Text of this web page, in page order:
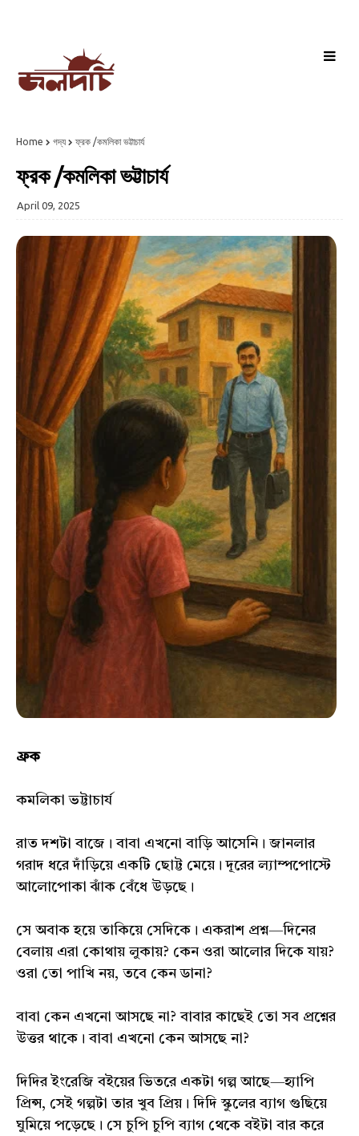
Home গদ্য ফ্রক /কমলিকা ভট্টাচার্য
ফ্রক /কমলিকা ভট্টাচার্য
April 09, 2025
ফ্রক
কমলিকা ভট্টাচার্য
রাত দশটা বাজে। বাবা এখনো বাড়ি আসেনি। জানলার
গরাদ ধরে দাঁড়িয়ে একটি ছোট্ট মেয়ে। দূরের ল্যাম্পপোস্টে
আলোপোকা ঝাঁক বেঁধে উড়ছে।
সে অবাক হয়ে তাকিয়ে সেদিকে। একরাশ প্রশ্ন—দিনের
বেলায় এরা কোথায় লুকায়? কেন ওরা আলোর দিকে যায়?
ওরা তো পাখি নয়, তবে কেন ডানা?
বাবা কেন এখনো আসছে না? বাবার কাছেই তো সব প্রশ্নের
উত্তর থাকে। বাবা এখনো কেন আসছে না?
দিদির ইংরেজি বইয়ের ভিতরে একটা গল্প আছে—হ্যাপি
প্রিন্স, সেই গল্পটা তার খুব প্রিয়। দিদি স্কুলের ব্যাগ গুছিয়ে
ঘুমিয়ে পড়েছে। সে চুপি চুপি ব্যাগ থেকে বইটা বার করে